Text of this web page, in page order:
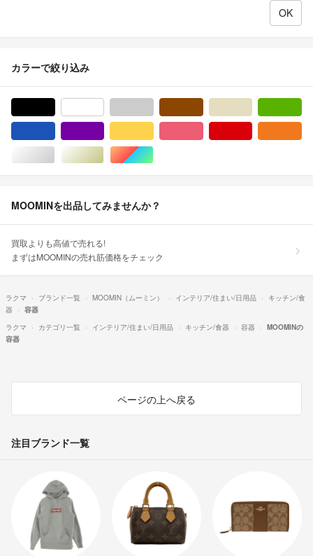
カラーで絞り込み
シルバー/銀色系ゴールド/金色系マルチカラー
MOOMINを出品してみませんか？
買取よりも高値で売れる!
まずはMOOMINの売れ筋価格をチェック
ラクマ ブランド一覧 MOOMIN（ムーミン） インテリア/住まい/日用品
キッチン/食
器
容器
ラクマ
カテゴリ一覧 インテリア/住まい/日用品 キッチン/食器 容器
MOOMINの
容器
ページの上へ戻る
注目ブランド一覧